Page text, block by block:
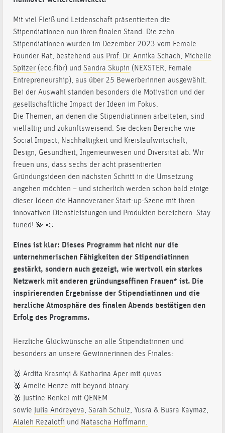
Mit viel Fleiß und Leidenschaft präsentierten die
Stipendiatinnen nun ihren finalen Stand. Die zehn
Stipendiatinnen wurden im Dezember 2023 vom Female
Founder Rat,
bestehend aus Prof. Dr. Annika Schach
Michelle
Spitzer (eco:fibr) und Sandra Skupin (NEXSTER, Female
Entrepreneurship), aus über 25 Bewerberinnen ausgewählt.
Bei der Auswahl standen besonders die Motivation und der
gesellschaftliche Impact der Ideen im Fokus.
Die Themen, an denen die Stipendiatinnen arbeiteten, sind
vielfältig und zukunftsweisend. Sie decken Bereiche wie
Social Impact, Nachhaltigkeit und Kreislaufwirtschaft,
Design, Gesundheit, Ingenieurwesen und Diversität ab. Wir
freuen uns, dass sechs der acht präsentierten
Gründungsideen den nächsten Schritt in die Umsetzung
angehen möchten – und sicherlich werden schon bald einige
dieser Ideen die Hannoveraner Start-up-Szene mit ihren
innovativen Dienstleistungen und Produkten bereichern. Stay
tuned! 💫 📣
Eines ist klar: Dieses Programm hat nicht nur die
unternehmerischen Fähigkeiten der Stipendiatinnen
gestärkt, sondern auch gezeigt, wie wertvoll ein starkes
Netzwerk mit anderen gründungsaffinen Frauen* ist. Die
inspirierenden Ergebnisse der Stipendiatinnen und die
herzliche Atmosphäre des finalen Abends bestätigen den
Erfolg des Programms.
Herzliche Glückwünsche an alle Stipendiatinnen und
besonders an unsere Gewinnerinnen des Finales:
🥇 Ardita Krasniqi & Katharina Aper mit quvas
🥈 Amelie Henze mit beyond binary
🥉 Justine Renkel mit QENEM
sowie
Julia Andreyeva Sarah Schulz , Yusra & Busra Kaymaz,
Alaleh Rezalotfi und Natascha Hoffmann.